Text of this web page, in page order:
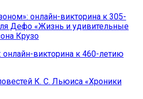
онлайн-викторина к 305-
Дефо «Жизнь и удивительные
Крузо
онлайн-викторина к 460-летию
К. С. Льюиса «Хроники